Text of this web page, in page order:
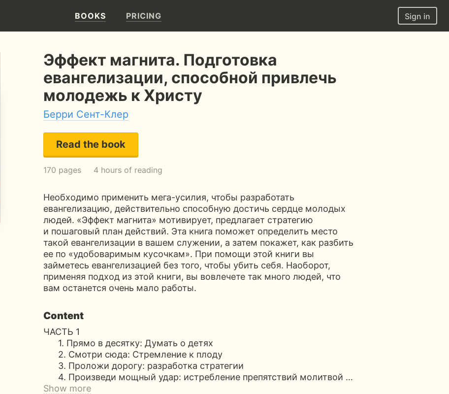
BOOKS PRICING Sign in
Эффект магнита. Подготовка
евангелизации, способной привлечь
молодежь к Христу
Берри Сент-Клер
Read the book
170 pages 4 hours of reading
Необходимо применить мега-усилия, чтобы разработать
евангелизацию, действительно способную достичь сердце молодых
людей. «Эффект магнита» мотивирует, предлагает стратегию
и пошаговый план действий. Эта книга поможет определить место
такой евангелизации в вашем служении, а затем покажет, как разбить
ее по «удобоваримым кусочкам». При помощи этой книги вы
займетесь евангелизацией без того, чтобы убить себя. Наоборот,
применяя подход из этой книги, вы вовлечете так много людей, что
вам останется очень мало работы.
Content
ЧАСТЬ 1
1. Прямо в десятку: Думать о детях
2. Смотри сюда: Стремление к плоду
3. Проложи дорогу: разработка стратегии
4. Произведи мощный удар: истребление препятствий молитвой …
Show more